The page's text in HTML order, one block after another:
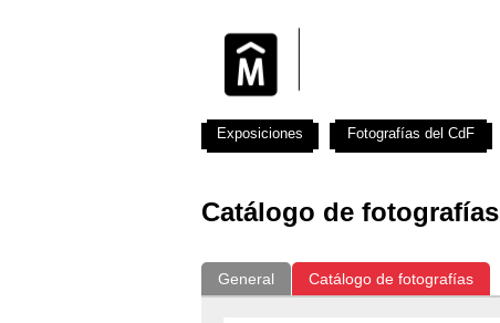
Catálogo de fotografías
General Catálogo de fotografías
Exposiciones Fotografías del CdF